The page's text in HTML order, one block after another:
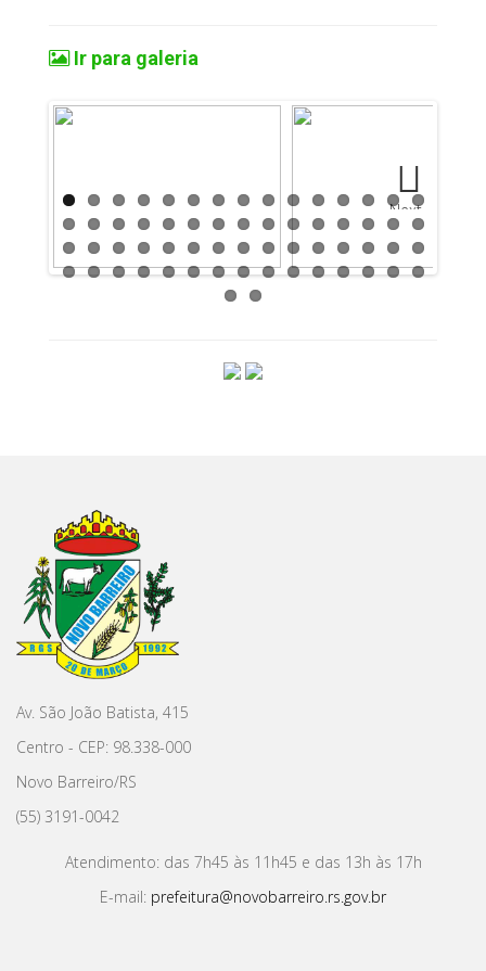
Ir para galeria
Next
Av. São João Batista, 415
Centro - CEP: 98.338-000
Novo Barreiro/RS
(55) 3191-0042
Atendimento: das 7h45 às 11h45 e das 13h às 17h
E-mail: prefeitura@novobarreiro.rs.gov.br